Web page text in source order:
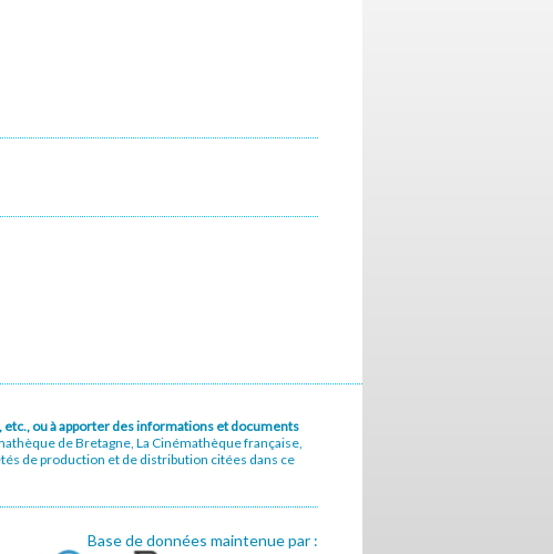
ou à apporter des informations et documents
de Bretagne, La Cinémathèque française,
de production et de distribution citées dans ce
Base de données maintenue par :